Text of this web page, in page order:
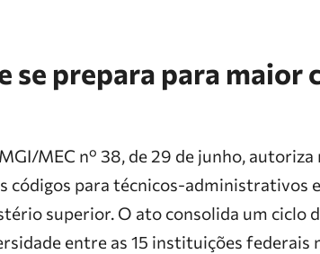
se prepara para maior
MEC nº 38, de 29 de junho, autoriza
códigos para técnicos-administrativos
superior. O ato consolida um ciclo
entre as 15 instituições federais